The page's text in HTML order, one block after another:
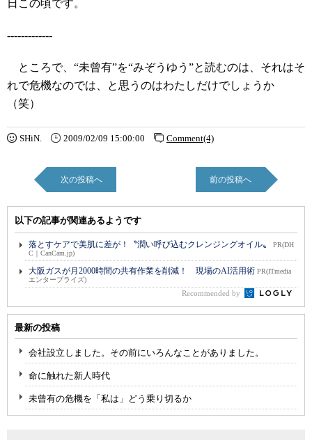
日この頃です。
-------------
ところで、“未曾有”を“みぞうゆう”と読むのは、それはそ
れで危機なのでは、と思うのはわたしだけでしょうか
（笑）
SHiN. 2009/02/09 15:00:00 Comment(4)
次の投稿へ 前の投稿へ
以下の記事が関連あるようです
落とすケアで美肌に差が！〝潤い呼び込むクレンジングオイル〟
PR(DH
C｜CanCam.jp)
大阪ガスが月2000時間の共有作業を削減！ 現場のAI活用術 PR(ITmedia
エンタープライズ)
Recommended by
最新の投稿
会社設立しました。その前にいろんなことがありました。
命に触れた新人時代
未曾有の危機を「私は」どう乗り切るか